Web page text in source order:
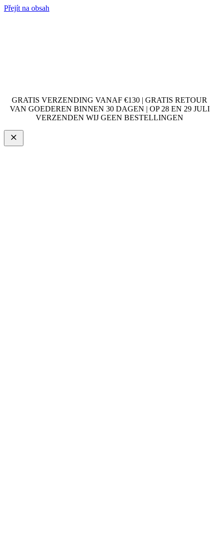
Přejít na obsah
GRATIS VERZENDING VANAF €130 | GRATIS RETOUR
VAN GOEDEREN BINNEN 30 DAGEN | OP 28 EN 29 JULI
VERZENDEN WIJ GEEN BESTELLINGEN